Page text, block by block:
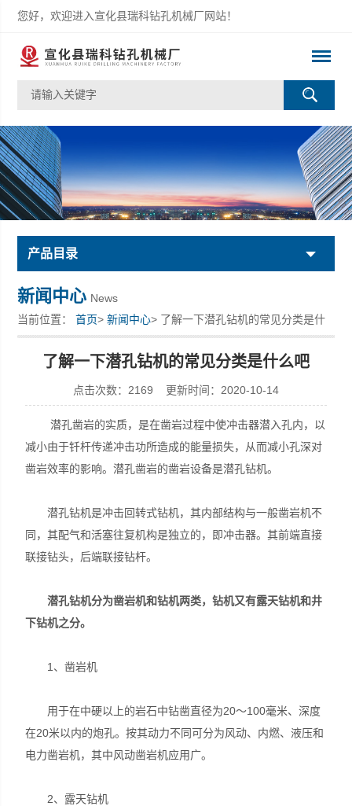
您好，欢迎进入宣化县瑞科钻孔机械厂网站！
宣化县瑞科钻孔机械厂
产品目录
新闻中心 News
当前位置：首页>新闻中心> 了解一下潜孔钻机的常见分类是什
么吧
了解一下潜孔钻机的常见分类是什么吧
点击次数：2169 更新时间：2020-10-14
潜孔凿岩的实质，是在凿岩过程中使冲击器潜入孔内，以
减小由于钎杆传递冲击功所造成的能量损失，从而减小孔深对
凿岩效率的影响。潜孔凿岩的凿岩设备是潜孔钻机。
潜孔钻机是冲击回转式钻机，其内部结构与一般凿岩机不
同，其配气和活塞往复机构是独立的，即冲击器。其前端直接
联接钻头，后端联接钻杆。
潜孔钻机分为凿岩机和钻机两类，钻机又有露天钻机和井
下钻机之分。
1、凿岩机
用于在中硬以上的岩石中钻凿直径为20～100毫米、深度
在20米以内的炮孔。按其动力不同可分为风动、内燃、液压和
电力凿岩机，其中风动凿岩机应用广。
2、露天钻机